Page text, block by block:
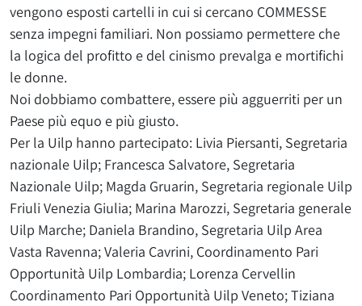
vengono esposti cartelli in cui si cercano COMMESSE
senza impegni familiari. Non possiamo permettere che
la logica del profitto e del cinismo prevalga e mortifichi
le donne.
Noi dobbiamo combattere, essere più agguerriti per un
Paese più equo e più giusto.
Per la Uilp hanno partecipato: Livia Piersanti, Segretaria
nazionale Uilp; Francesca Salvatore, Segretaria
Nazionale Uilp; Magda Gruarin, Segretaria regionale Uilp
Friuli Venezia Giulia; Marina Marozzi, Segretaria generale
Uilp Marche; Daniela Brandino, Segretaria Uilp Area
Vasta Ravenna; Valeria Cavrini, Coordinamento Pari
Opportunità Uilp Lombardia; Lorenza Cervellin
Coordinamento Pari Opportunità Uilp Veneto; Tiziana